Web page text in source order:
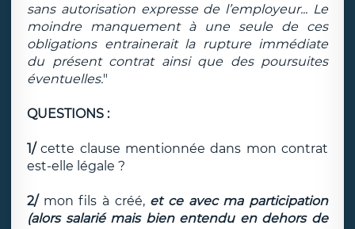
sans autorisation expresse de l’employeur... Le
moindre manquement à une seule de ces
obligations entrainerait la rupture immédiate
du présent contrat ainsi que des poursuites
éventuelles."
QUESTIONS :
1/cette clause mentionnée dans mon contrat
est-elle légale ?
2/mon fils à créé, et ce avec ma participation
(alors salarié mais bien entendu en dehors de